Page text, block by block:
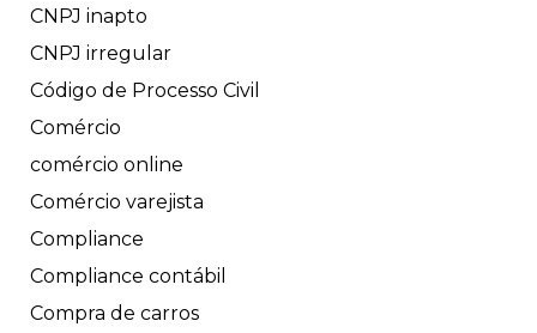
CNPJ inapto
CNPJ irregular
Código de Processo Civil
Comércio
comércio online
Comércio varejista
Compliance
Compliance contábil
Compra de carros